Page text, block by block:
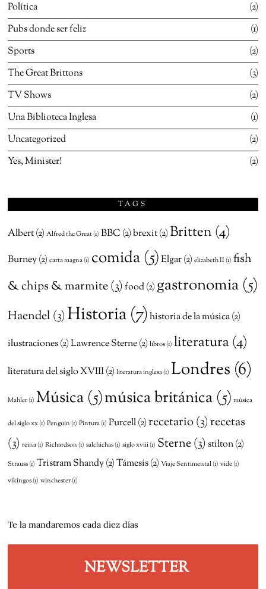
Política
2
Pubs donde ser feliz
1
Sports
2
The Great Brittons
3
TV Shows
2
Una Biblioteca Inglesa
1
Uncategorized
2
Yes, Minister!
2
TAGS
Albert(2) Alfred the Great(1) BBC (2)brexit(2)Britten (4)
Burney(2) carta magna(1) comida (5)Elgar(2) elizabeth II(1) fish
& chips & marmite(3) food(2) gastronomia (5)
Haendel (3)Historia(7)historia de la música(2)
ilustraciones(2)Lawrence Sterne(2) libros(1) literatura (4)
literatura del siglo XVIII(2) literatura inglesa(1) Londres (6)
Mahler(1) Música (5)música británica (5) música
del siglo xx(1) Penguin (1) Pintura(1) Purcell(2)recetario(3)recetas
(3) reina(1) Richardson (1) salchichas(1) siglo xviii(1) Sterne(3) stilton(2)
Strauss(1) Tristram Shandy(2)Támesis(2) Viaje Sentimental(1) vide(1)
vikingos(1) winchester(1)
Te la mandaremos cada diez días
NEWSLETTER